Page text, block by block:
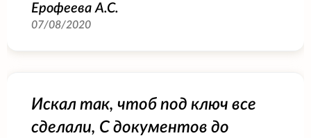
Ерофеева А.С.
07/08/2020
Искал так, чтоб под ключ все
сделали, С документов до